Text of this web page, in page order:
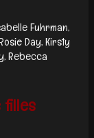
Fuhrman,
Day, Kirsty
Rebecca
filles